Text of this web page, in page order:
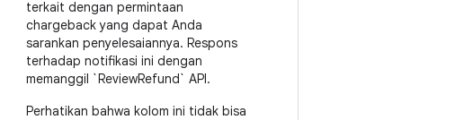
terkait dengan permintaan
chargeback yang dapat Anda
sarankan penyelesaiannya. Respons
terhadap notifikasi ini dengan
memanggil `ReviewRefund` API.
Perhatikan bahwa kolom ini tidak bisa